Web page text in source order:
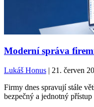
Moderní správa
Lukáš Honus | 21. červen
Firmy dnes spravují stále
bezpečný a jednotný